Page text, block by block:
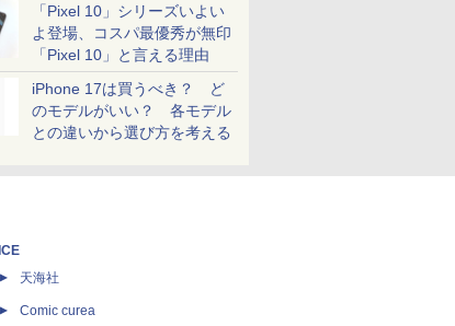
「Pixel 10」シリーズいよい
よ登場、コスパ最優秀が無印
「Pixel 10」と言える理由
iPhone 17は買うべき？ ど
のモデルがいい？ 各モデル
との違いから選び方を考える
ICE
天海社
Comic curea